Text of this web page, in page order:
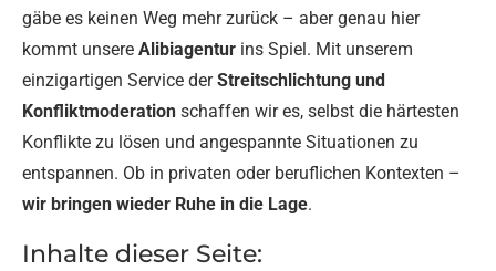
gäbe es keinen Weg mehr zurück – aber genau hier
kommt unsere Alibiagentur ins Spiel. Mit unserem
einzigartigen Service derStreitschlichtung und
Konfliktmoderation schaffen wir es, selbst die härtesten
Konflikte zu lösen und angespannte Situationen zu
entspannen. Ob in privaten oder beruflichen Kontexten –
wir bringen wieder Ruhe in die Lage.
Inhalte dieser Seite: